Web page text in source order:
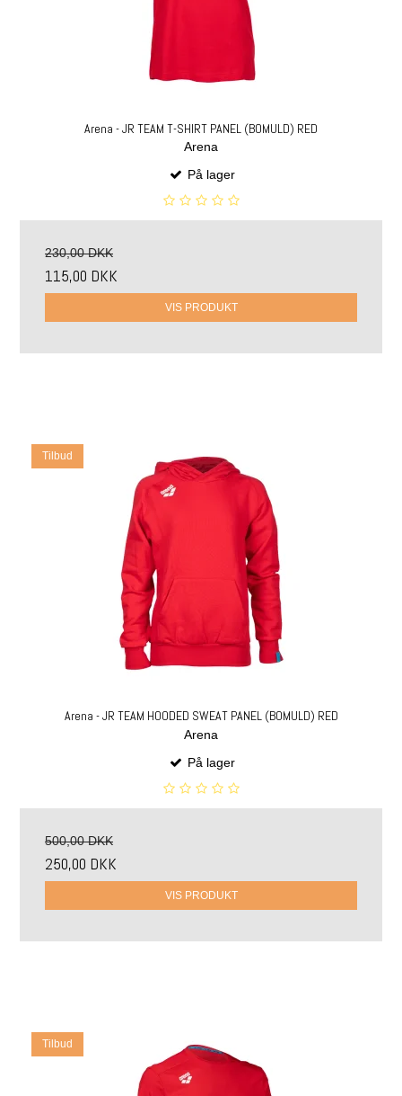
Arena - JR TEAM T-SHIRT PANEL (BOMULD) RED
Arena
På lager
230,00 DKK
115,00 DKK
VIS PRODUKT
Tilbud
Arena - JR TEAM HOODED SWEAT PANEL (BOMULD) RED
Arena
På lager
500,00 DKK
250,00 DKK
VIS PRODUKT
Tilbud